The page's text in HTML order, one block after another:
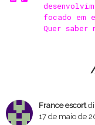
focado
Quer saber
France escort
17 de maio de